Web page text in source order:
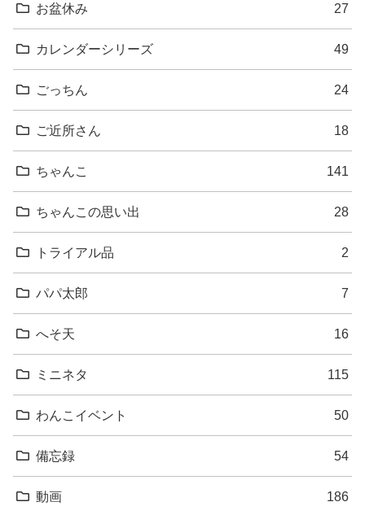
お盆休み 27
カレンダーシリーズ 49
ごっちん 24
ご近所さん 18
ちゃんこ 141
ちゃんこの思い出 28
トライアル品 2
パパ太郎 7
へそ天 16
ミニネタ 115
わんこイベント 50
備忘録 54
動画 186